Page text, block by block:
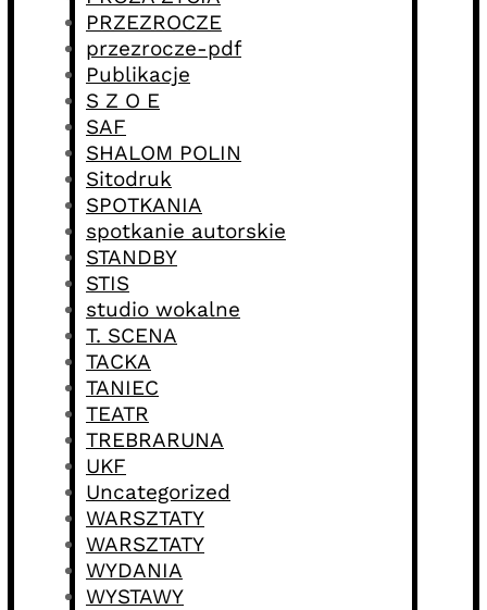
PRZEZROCZE
przezrocze-pdf
Publikacje
S Z O E
SAF
SHALOM POLIN
Sitodruk
SPOTKANIA
spotkanie autorskie
STANDBY
STIS
studio wokalne
T. SCENA
TACKA
TANIEC
TEATR
TREBRARUNA
UKF
Uncategorized
WARSZTATY
WARSZTATY
WYDANIA
WYSTAWY